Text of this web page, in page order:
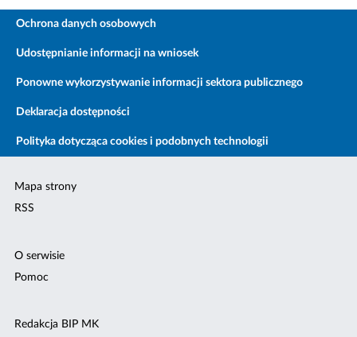
Ochrona danych osobowych
Udostępnianie informacji na wniosek
Ponowne wykorzystywanie informacji sektora publicznego
Deklaracja dostępności
Polityka dotycząca cookies i podobnych technologii
Mapa strony
RSS
O serwisie
Pomoc
Redakcja BIP MK